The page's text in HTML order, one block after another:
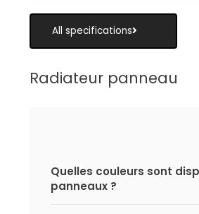
All specifications
Radiateur panneau
Quelles couleurs sont
panneaux ?